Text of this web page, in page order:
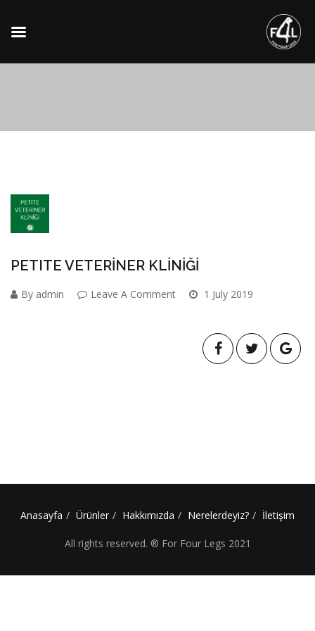
PETITE VETERİNER KLİNİĞİ
By admin Leave A Comment 1 July 2019
Anasayfa Ürünler Hakkımızda Nerelerdeyiz? İletişim
All rights reserved. ® For Four Legs 2021